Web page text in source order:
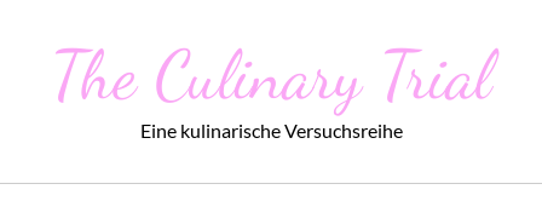
The Culinary Trial
Eine kulinarische Versuchsreihe